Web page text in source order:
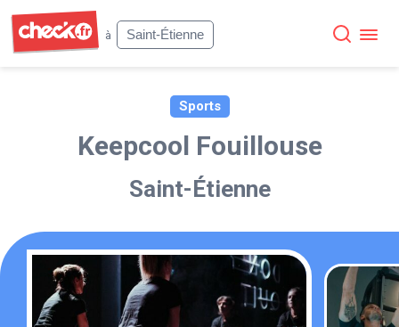
à
Saint-Étienne
Sports
Keepcool Fouillouse
Saint-Étienne